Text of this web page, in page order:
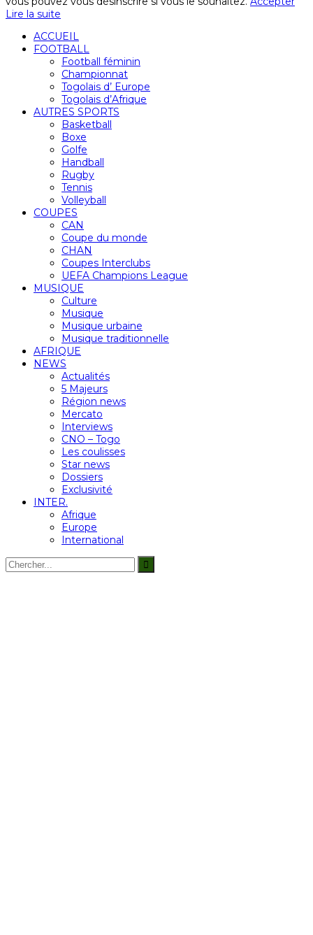
Lire la suite
ACCUEIL
FOOTBALL
Football féminin
Championnat
Togolais d’ Europe
Togolais d’Afrique
AUTRES SPORTS
Basketball
Boxe
Golfe
Handball
Rugby
Tennis
Volleyball
COUPES
CAN
Coupe du monde
CHAN
Coupes Interclubs
UEFA Champions League
MUSIQUE
Culture
Musique
Musique urbaine
Musique traditionnelle
AFRIQUE
NEWS
Actualités
5 Majeurs
Région news
Mercato
Interviews
CNO – Togo
Les coulisses
Star news
Dossiers
Exclusivité
INTER.
Afrique
Europe
International